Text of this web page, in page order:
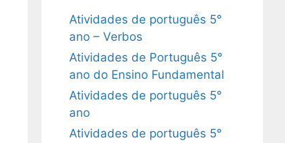
Atividades de português 5°
ano – Verbos
Atividades de Português 5°
ano do Ensino Fundamental
Atividades de português 5°
ano
Atividades de português 5°